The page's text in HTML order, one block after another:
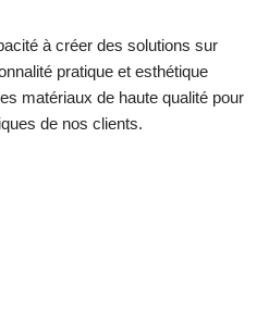
à créer des solutions sur
pratique et esthétique
matériaux de haute qualité pour
de nos clients.